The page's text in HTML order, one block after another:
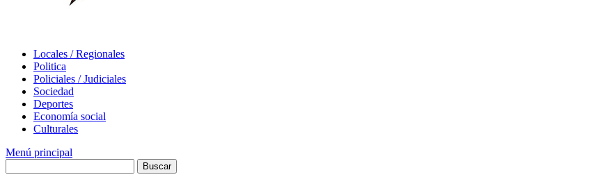
Locales / Regionales
Politica
Policiales / Judiciales
Sociedad
Deportes
Economía social
Culturales
Menú principal